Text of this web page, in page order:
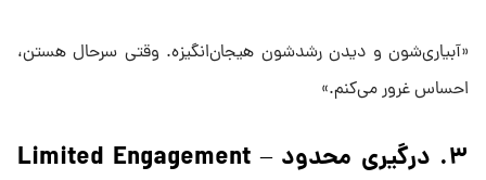
«آبیاری‌شون و دیدن رشدشون هیجان‌انگیزه. وقتی سرحال هستن،
احساس غرور می‌کنم.»
۳. درگیری محدود – Limited Engagement